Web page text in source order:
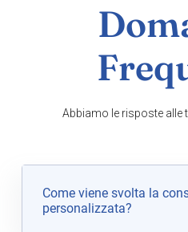
Abbiamo le risposte alle
Come viene svolta la
personalizzata?